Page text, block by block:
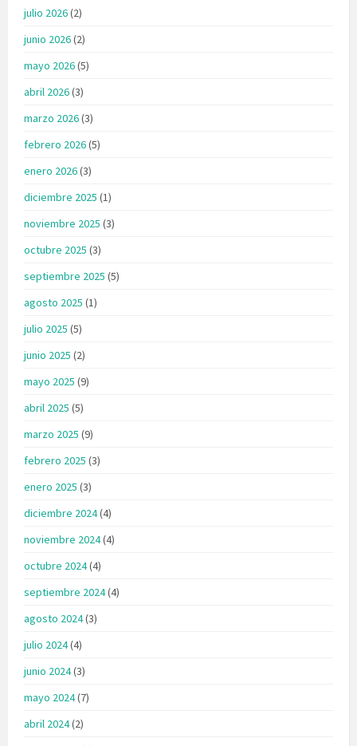
julio 2026(2)
junio 2026(2)
mayo 2026(5)
abril 2026(3)
marzo 2026(3)
febrero 2026(5)
enero 2026(3)
diciembre 2025 (1)
noviembre 2025 (3)
octubre 2025 (3)
septiembre 2025 (5)
agosto 2025 (1)
julio 2025 (5)
junio 2025 (2)
mayo 2025 (9)
abril 2025 (5)
marzo 2025 (9)
febrero 2025 (3)
enero 2025 (3)
diciembre 2024(4)
noviembre 2024(4)
octubre 2024(4)
septiembre 2024(4)
agosto 2024(3)
julio 2024(4)
junio 2024(3)
mayo 2024(7)
abril 2024(2)